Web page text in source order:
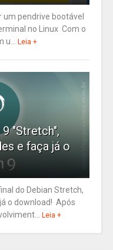
mega.nz/linux/
um pendrive bootável
no Linux Com o
u... Leia +
"Stretch",
e faça já o
do Debian Stretch,
o download! Após
Leia +